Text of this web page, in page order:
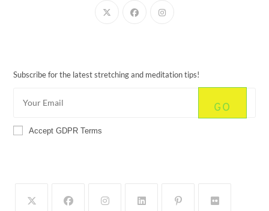
Subscribe for the latest stretching and meditation tips!
GO
Accept GDPR Terms